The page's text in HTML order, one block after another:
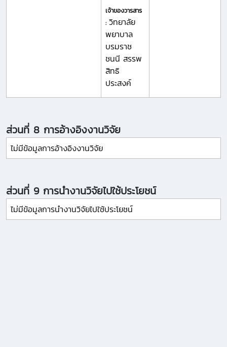
เจ้าของวารสาร
: วิทยาลัย
พยาบาล
บรมราช
ชนนี สรรพ
สิทธิ
ประสงค์
ส่วนที่ 8 การอ้างอิงงานวิจัย
ไม่มีข้อมูลการอ้างอิงงานวิจัย
ส่วนที่ 9 การนำงานวิจัยไปใช้ประโยชน์
ไม่มีข้อมูลการนำงานวิจัยไปใช้ประโยชน์